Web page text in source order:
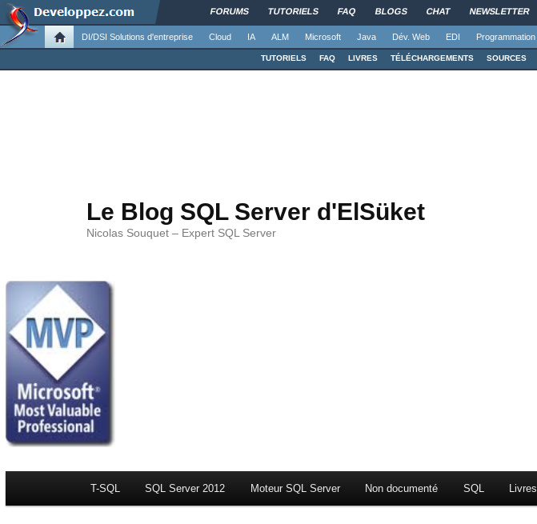
FORUMS TUTORIELS FAQ BLOGS CHAT NEWSLETTER
DI/DSI Solutions d'entreprise Cloud IA ALM Microsoft Java Dév. Web EDI Programmation
TUTORIELS FAQ LIVRES TÉLÉCHARGEMENTS SOURCES
Le Blog SQL Server d'ElSüket
Nicolas Souquet – Expert SQL Server
Aller au contenu principal
Aller au contenu secondaire
T-SQL SQL Server 2012 Moteur SQL Server Non documenté SQL Livres